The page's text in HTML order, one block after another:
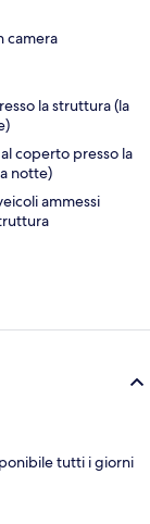
camera
la struttura (la
coperto presso la
notte)
ammessi
tutti i giorni